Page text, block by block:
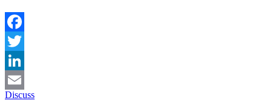
Facebook
Twitter
LinkedIn
Email
Discuss